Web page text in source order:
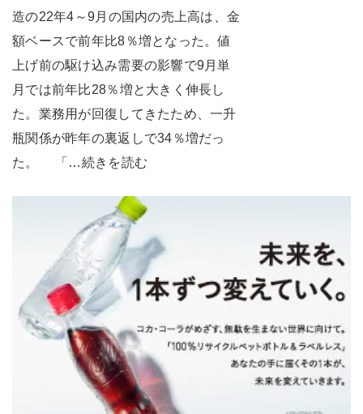
造の22年4～9月の国内の売上高は、金
額ベースで前年比8％増となった。値
上げ前の駆け込み需要の影響で9月単
月では前年比28％増と大きく伸長し
た。業務用が回復してきたため、一升
瓶関係が昨年の裏返しで34％増だっ
た。 「…続きを読む